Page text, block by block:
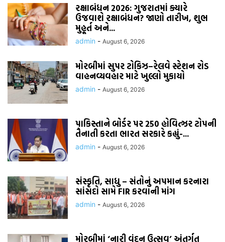
રક્ષાબંધન 2026: ગુજરાતમાં ક્યારે
ઉજવાશે રક્ષાબંધન? જાણો તારીખ, શુભ
મુહૂર્ત અને...
admin - August 6, 2026
મોરબીમાં સુપર ટોકિઝ–રેલવે સ્ટેશન રોડ
વાહનવ્યવહાર માટે ખુલ્લો મુકાયો
admin - August 6, 2026
પાકિસ્તાને બોર્ડર પર 250 હોવિત્ઝર ટોપની
તૈનાતી કરતા ભારત સરકારે કહ્યું-...
admin - August 6, 2026
સંસ્કૃતિ, સાધુ – સંતોનું અપમાન કરનારા
સાંસદો સામે FIR કરવાની માંગ
admin - August 6, 2026
મોરબીમાં ‘નારી વંદન ઉત્સવ’ અંતર્ગત